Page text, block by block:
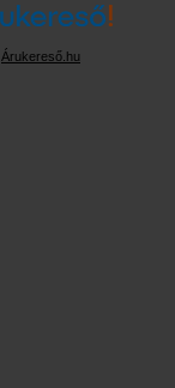
Árukereső.hu